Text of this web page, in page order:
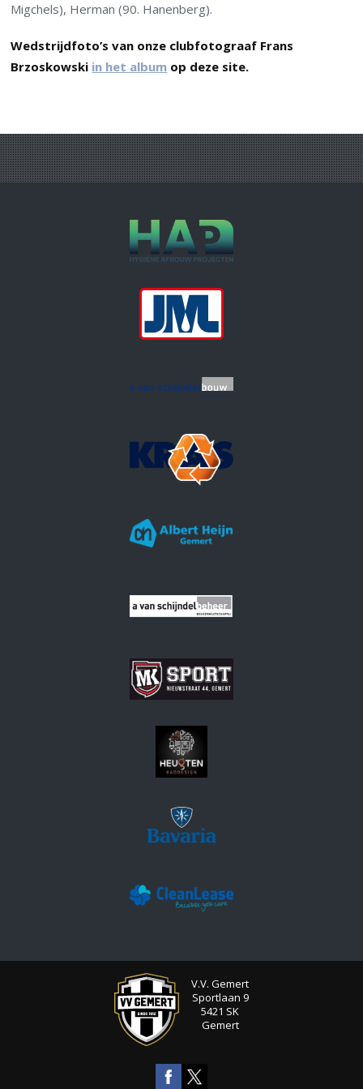
Migchels), Herman (90. Hanenberg).
Wedstrijdfoto’s van onze clubfotograaf Frans
Brzoskowski in het album op deze site.
V.V. Gemert
Sportlaan 9
5421 SK
Gemert